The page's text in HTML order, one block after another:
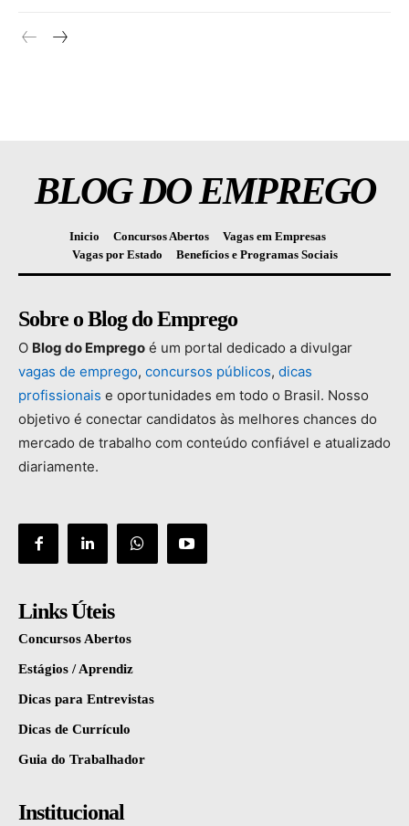
BLOG DO EMPREGO
Inicio Concursos Abertos
Vagas em Empresas
Vagas por Estado
Benefícios e Programas Sociais
Sobre o Blog do Emprego
O Blog do Emprego é um portal dedicado a divulgar
vagas de emprego, concursos públicos, dicas
profissionais e oportunidades em todo o Brasil. Nosso
objetivo é conectar candidatos às melhores chances do
mercado de trabalho com conteúdo confiável e atualizado
diariamente.
Links Úteis
Concursos Abertos
Estágios / Aprendiz
Dicas para Entrevistas
Dicas de Currículo
Guia do Trabalhador
Institucional